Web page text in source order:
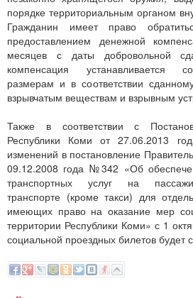
порядке территориальным органом
Гражданин имеет право
предоставлением денежной
месяцев с даты добровольной
компенсация устанавливается
размерам и в соответствии
взрывчатым веществам и взрывным
Также в соответствии с
Республики Коми от 27.06.2013
изменений в постановление
09.12.2008 года №342 «Об
транспортных услуг на
транспорте (кроме такси) для
имеющих право на оказание мер
территории Республики Коми» с 1
социальной проездных билетов будет